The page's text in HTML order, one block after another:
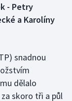
- Petry
a Karolíny
snadnou
dělalo
skoro tři a půl